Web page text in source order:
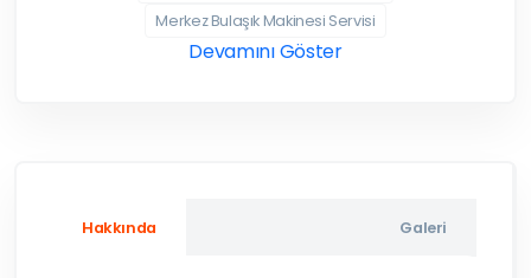
Merkez Bulaşık Makinesi Servisi
Devamını Göster
Hakkında Galeri